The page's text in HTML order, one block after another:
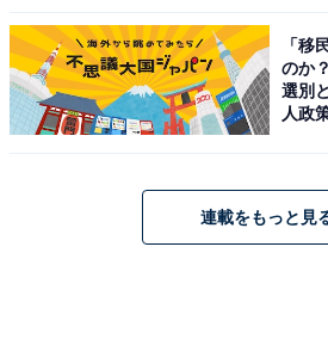
次ページ 12位までのラ
「移
のか
選別
人政
連載をもっと見